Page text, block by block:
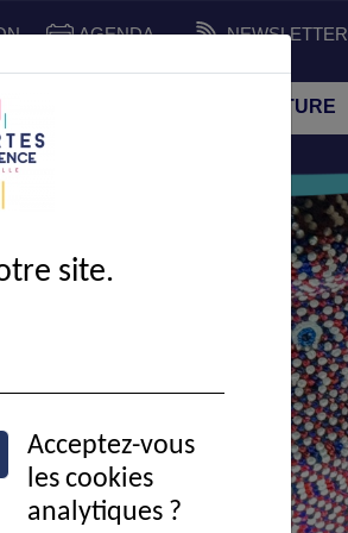
AGENDA NEWSLETTER
DE VIE SPORT ET CULTURE
site.
Acceptez-vous
les cookies
analytiques ?